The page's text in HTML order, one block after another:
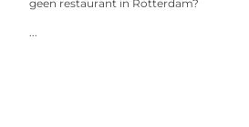
geen restaurant in Rotterdam?
...